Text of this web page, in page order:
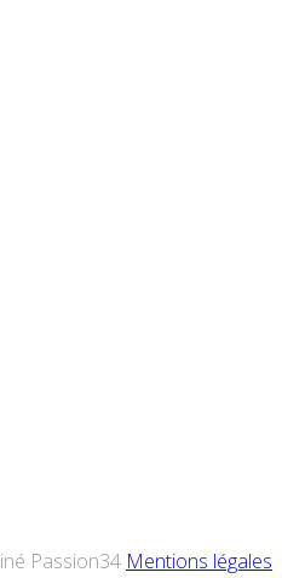
Passion34 Mentions légales